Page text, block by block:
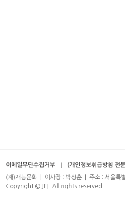
이메일무단수집거부 (개인정보취급방침 전
(재)재능문화 | 이사장 : 박성훈 | 주소 : 서울
Copyright © JEI. All rights reserved.